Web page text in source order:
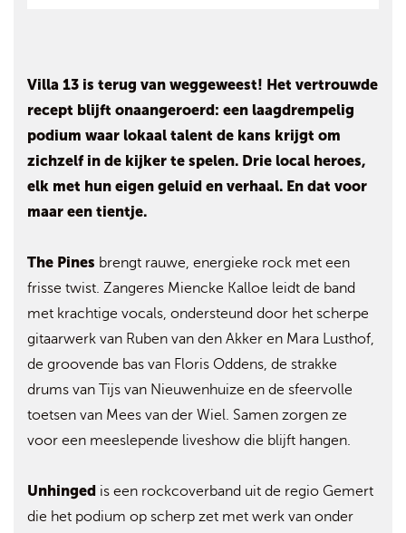
Villa 13 is terug van weggeweest! Het vertrouwde
recept blijft onaangeroerd: een laagdrempelig
podium waar lokaal talent de kans krijgt om
zichzelf in de kijker te spelen. Drie local heroes,
elk met hun eigen geluid en verhaal. En dat voor
maar een tientje.
The Pines brengt rauwe, energieke rock met een
frisse twist. Zangeres Miencke Kalloe leidt de band
met krachtige vocals, ondersteund door het scherpe
gitaarwerk van Ruben van den Akker en Mara Lusthof,
de groovende bas van Floris Oddens, de strakke
drums van Tijs van Nieuwenhuize en de sfeervolle
toetsen van Mees van der Wiel. Samen zorgen ze
voor een meeslepende liveshow die blijft hangen.
Unhinged is een rockcoverband uit de regio Gemert
die het podium op scherp zet met werk van onder